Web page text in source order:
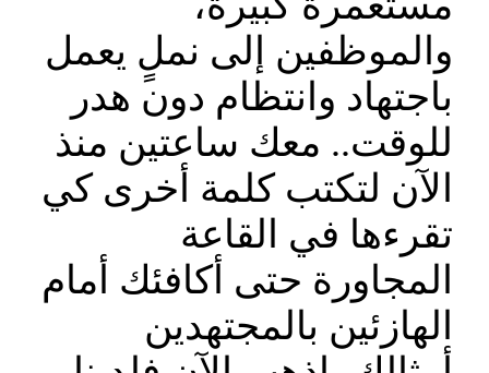
والموظفين إلى نملٍ يعمل
باجتهاد وانتظام دون هدر
للوقت.. معك ساعتين منذ
الآن لتكتب كلمة أخرى كي
تقرءها في القاعة
المجاورة حتى أكافئك أمام
الهازئين بالمجتهدين